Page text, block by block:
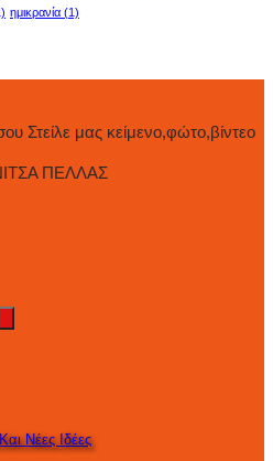
ημικρανία (1)
Στείλε μας κείμενο,φώτο,βίντεο
ΠΕΛΛΑΣ
Νέες Ιδέες